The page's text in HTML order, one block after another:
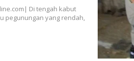
Di tengah kabut
pegunungan yang rendah,